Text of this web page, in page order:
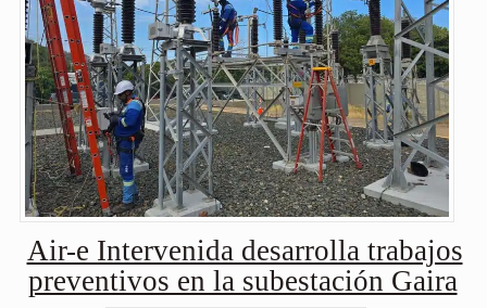
Air-e Intervenida desarrolla trabajos
preventivos en la subestación Gaira